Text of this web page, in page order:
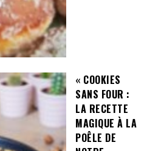
« COOKIES
SANS FOUR :
LA RECETTE
MAGIQUE À LA
POÊLE DE